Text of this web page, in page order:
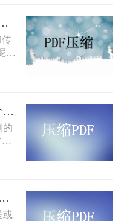
严
一
5大实用方案深度解析！
传
？
pdf文件太大怎么变小？这三个方法都可以缩小！
的
pdf怎么压缩到10MB以内？试试这4个压缩方法！
或